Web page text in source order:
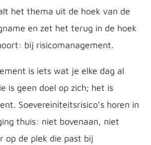
het thema uit de hoek van de
en zet het terug in de hoek
bij risicomanagement.
is iets wat je elke dag al
is geen doel op zich; het is
Soevereiniteitsrisico’s horen in
thuis: niet bovenaan, niet
op de plek die past bij